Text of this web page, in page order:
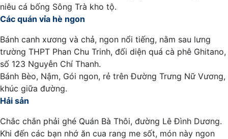
niêu cá bống Sông Trà kho tộ.
Các quán vỉa hè ngon
Bánh canh xương và chả, ngon nổi tiếng, nằm sau lưng
trường THPT Phan Chu Trinh, đối diện quá cà phê Ghitano,
số 123 Nguyễn Chí Thanh.
Bánh Bèo, Nậm, Gói ngon, rẻ trên Đường Trưng Nữ Vương,
khúc giữa đường.
Hải sản
Chắc chắn phải ghé Quán Bà Thôi, đường Lê Đình Dương.
Khi đến các bạn nhớ ăn cua rang me sốt, món này ngon